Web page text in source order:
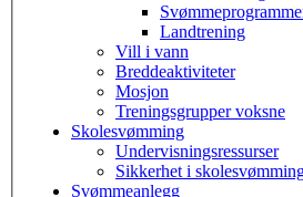
Landtrening
Vill i vann
Breddeaktiviteter
Mosjon
Treningsgrupper voksne
Skolesvømming
Undervisningsressurser
Sikkerhet i
Svømmeanlegg